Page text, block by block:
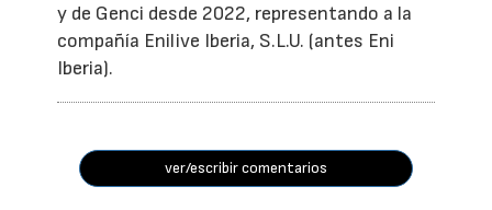
y de Genci desde 2022, representando a la
compañía Enilive Iberia, S.L.U. (antes Eni
Iberia).
ver/escribir comentarios